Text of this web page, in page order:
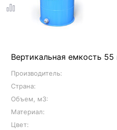
Вертикальная емкость
Производитель:
Страна:
Объем, м3:
Материал:
Цвет: